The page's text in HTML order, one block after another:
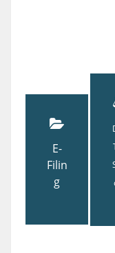
E-
Filin
g